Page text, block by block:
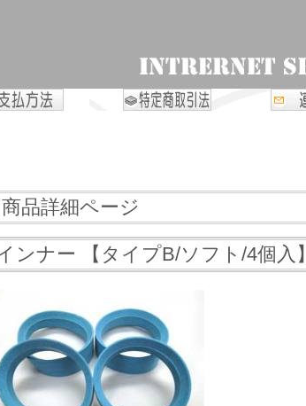
商品詳細ページ
ナー 【タイプB/ソフト/4個入】